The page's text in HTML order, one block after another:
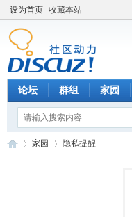
设为首页 收藏本站
论坛 群组 家园
家园 隐私提醒